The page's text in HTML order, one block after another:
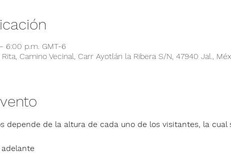
6:00 p.m. GMT-6
Camino Vecinal, Carr Ayotlán la Ribera S/N, 47940 Jal.,
depende de la altura de cada uno de los visitantes, la
adelante